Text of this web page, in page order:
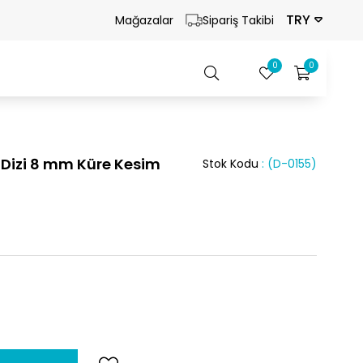
Mağazalar Sipariş Takibi TRY
0
0
8 mm Küre Kesim (D-0155)
Stok Kodu